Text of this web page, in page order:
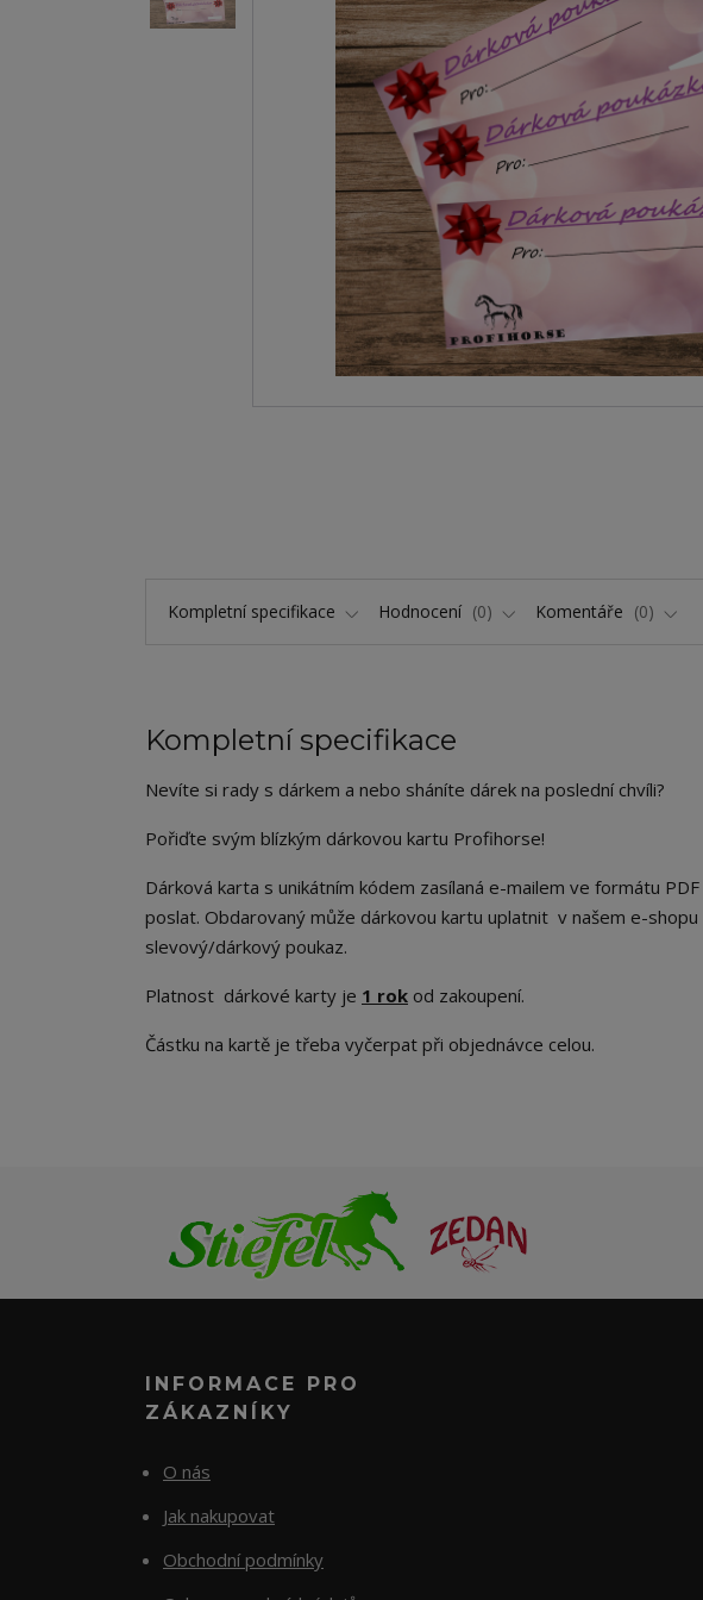
Kompletní specifikace Hodnocení 0 Komentáře 0
Kompletní specifikace
Nevíte si rady s dárkem a nebo sháníte dárek na poslední chvíli?
Pořiďte svým blízkým dárkovou kartu Profihorse!
Dárková karta s unikátním kódem zasílaná e-mailem ve formátu PDF
poslat. Obdarovaný může dárkovou kartu uplatnit v našem e-shopu
slevový/dárkový poukaz.
Platnost dárkové karty je 1 rok od zakoupení.
Částku na kartě je třeba vyčerpat při objednávce celou.
INFORMACE PRO
ZÁKAZNÍKY
O nás
Jak nakupovat
Obchodní podmínky